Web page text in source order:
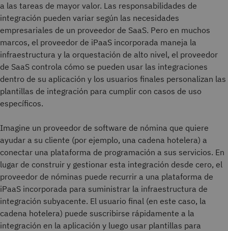
a las tareas de mayor valor. Las responsabilidades de
integración pueden variar según las necesidades
empresariales de un proveedor de SaaS. Pero en muchos
marcos, el proveedor de iPaaS incorporada maneja la
infraestructura y la orquestación de alto nivel, el proveedor
de SaaS controla cómo se pueden usar las integraciones
dentro de su aplicación y los usuarios finales personalizan las
plantillas de integración para cumplir con casos de uso
específicos.
Imagine un proveedor de software de nómina que quiere
ayudar a su cliente (por ejemplo, una cadena hotelera) a
conectar una plataforma de programación a sus servicios. En
lugar de construir y gestionar esta integración desde cero, el
proveedor de nóminas puede recurrir a una plataforma de
iPaaS incorporada para suministrar la infraestructura de
integración subyacente. El usuario final (en este caso, la
cadena hotelera) puede suscribirse rápidamente a la
integración en la aplicación y luego usar plantillas para